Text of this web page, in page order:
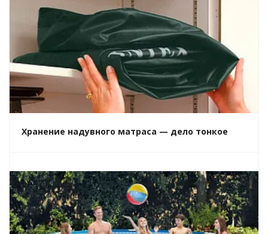
Хранение надувного матраса — дело тонкое